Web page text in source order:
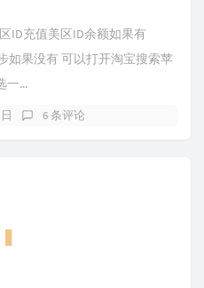
ID充值美区ID余额如果有
如果没有 可以打开淘宝搜索苹
一...
6 条评论